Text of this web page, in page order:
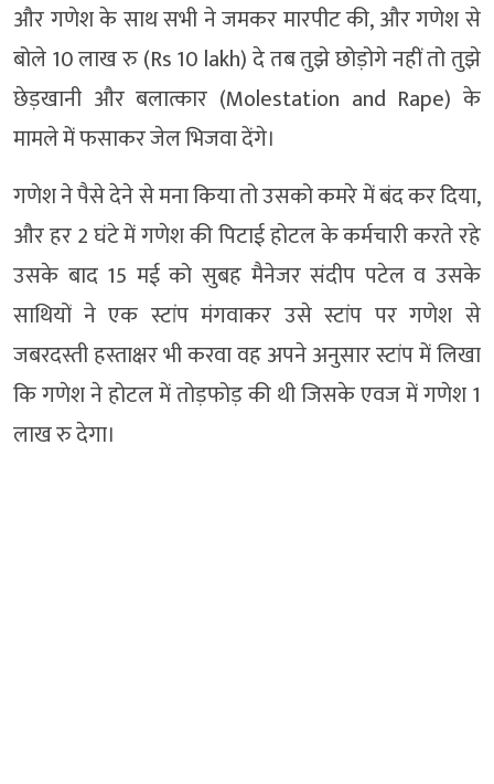
और गणेश के साथ सभी ने जमकर मारपीट की, और गणेश से
बोले 10 लाख रु (Rs 10 lakh) दे तब तुझे छोड़ोगे नहीं तो तुझे
छेड़खानी और बलात्कार (Molestation and Rape) के
मामले में फसाकर जेल भिजवा देंगे।
गणेश ने पैसे देने से मना किया तो उसको कमरे में बंद कर दिया,
और हर 2 घंटे में गणेश की पिटाई होटल के कर्मचारी करते रहे
उसके बाद 15 मई को सुबह मैनेजर संदीप पटेल व उसके
साथियों ने एक स्टांप मंगवाकर उसे स्टांप पर गणेश से
जबरदस्ती हस्ताक्षर भी करवा वह अपने अनुसार स्टांप में लिखा
कि गणेश ने होटल में तोड़फोड़ की थी जिसके एवज में गणेश 1
लाख रु देगा।